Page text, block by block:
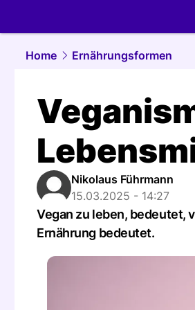
Home
Ernährungsformen
Nikolaus Führmann
15.03.2025 - 14:27
Vegan zu leben, bedeutet,
Ernährung bedeutet.